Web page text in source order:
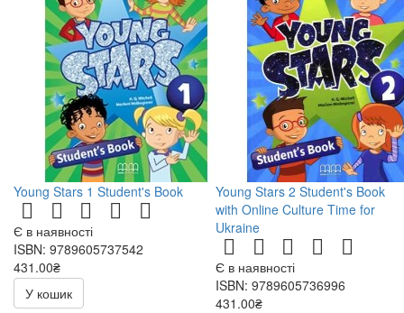
Young Stars 1 Student's Book
Є в наявності
ISBN: 9789605737542
431.00₴
У кошик
Young Stars 2 Student's Book
with Online Culture Time for
Ukraine
Є в наявності
ISBN: 9789605736996
431.00₴